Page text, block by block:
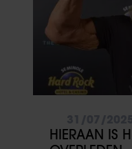
HIERAAN IS